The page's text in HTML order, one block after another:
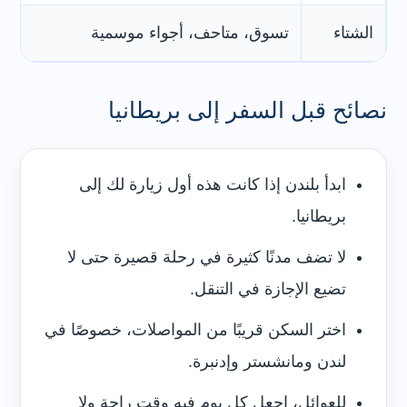
الشتاء تسوق، متاحف، أجواء موسمية
نصائح قبل السفر إلى بريطانيا
ابدأ بلندن إذا كانت هذه أول زيارة لك إلى
بريطانيا.
لا تضف مدنًا كثيرة في رحلة قصيرة حتى لا
تضيع الإجازة في التنقل.
اختر السكن قريبًا من المواصلات، خصوصًا في
لندن ومانشستر وإدنبرة.
للعوائل، اجعل كل يوم فيه وقت راحة ولا